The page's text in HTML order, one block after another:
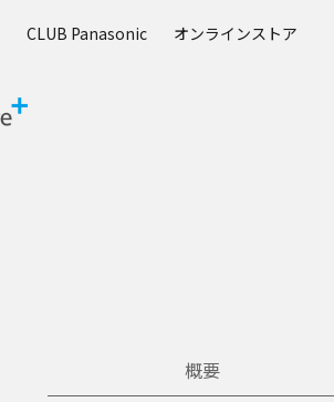
CLUB Panasonic オンラインストア
概要